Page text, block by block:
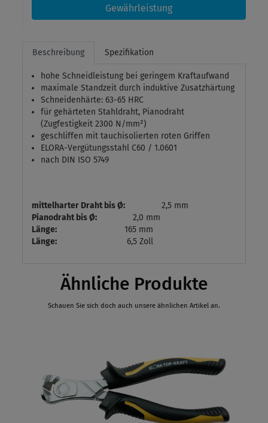
Gewährleistung
Beschreibung Spezifikation
hohe Schneidleistung bei geringem Kraftaufwand
maximale Standzeit durch induktive Zusatzhärtung
Schneidenhärte: 63-65 HRC
für gehärteten Stahldraht, Pianodraht
(Zugfestigkeit 2300 N/mm²)
geschliffen mit tauchisolierten roten Griffen
ELORA-Vergütungsstahl C60 / 1.0601
nach DIN ISO 5749
mittelharter Draht bis Ø:
2,5 mm
Pianodraht bis Ø:
2,0 mm
Länge:
165 mm
Länge:
6,5 Zoll
Ähnliche Produkte
Schauen Sie sich doch auch unsere ähnlichen Artikel an.